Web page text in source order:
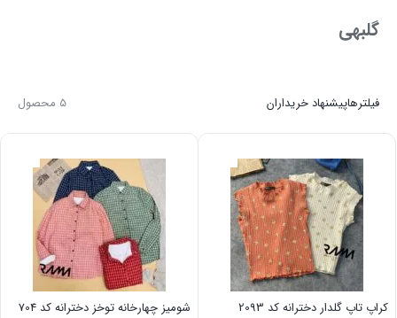
گلبهی
5 محصول فیلترهاپیشنهاد خریداران
کراپ تاپ گلدار دخترانه کد 2093 شومیز چهارخانه توخز دخترانه کد 704